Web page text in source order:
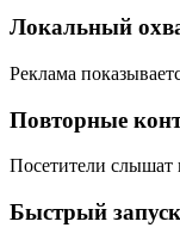
Локальный
Реклама
Повторные
Посетители слышат
Быстрый запуск